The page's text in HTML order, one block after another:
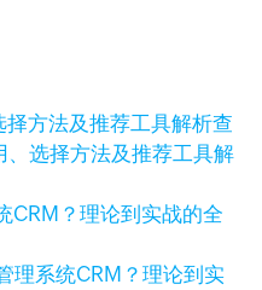
查
、选择方法及推荐工具解
理系统CRM？理论到实